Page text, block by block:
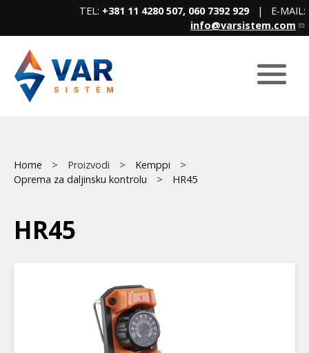
content
TEL: +381 11 4280 507, 060 7392 929| E-MAIL:
info@varsistem.com
Main
Breadcrumb
Home Proizvodi
Kemppi
Oprema za daljinsku kontrolu
HR45
HR45